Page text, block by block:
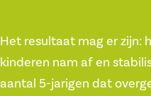
Het resultaat mag er zijn:
kinderen nam af en
aantal 5-jarigen dat